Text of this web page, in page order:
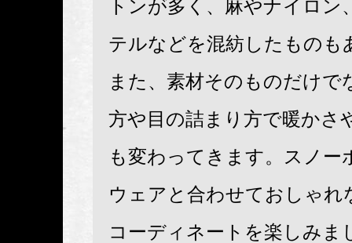
トンが多く、麻やナイロン
テルなどを混紡したものも
また、素材そのものだけで
方や目の詰まり方で暖かさ
も変わってきます。スノー
ウェアと合わせておしゃれ
コーディネートを楽しみま